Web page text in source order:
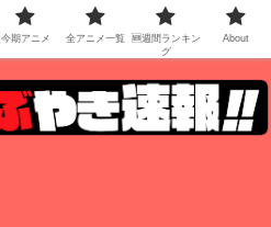
今期アニメ 全アニメ一覧
🆕週間ランキン
グ
About